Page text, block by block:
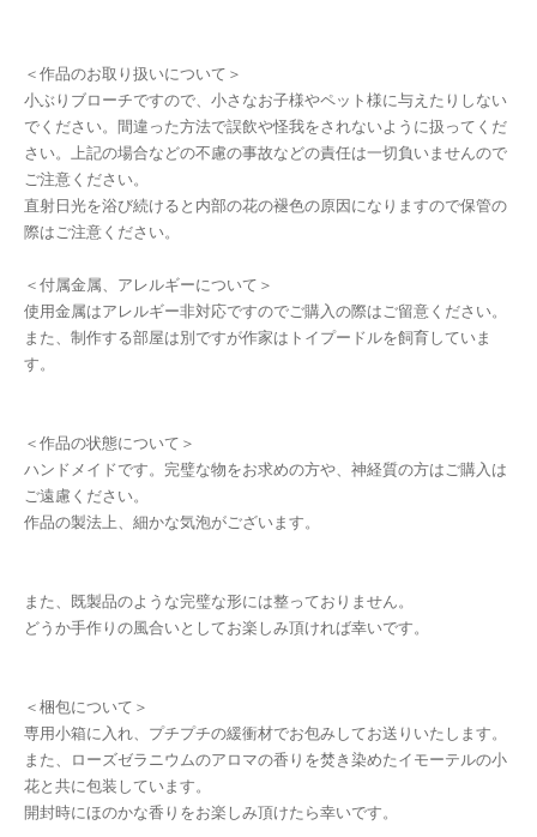
＜作品のお取り扱いについて＞
小ぶりブローチですので、小さなお子様やペット様に与えたりしない
でください。間違った方法で誤飲や怪我をされないように扱ってくだ
さい。上記の場合などの不慮の事故などの責任は一切負いませんので
ご注意ください。
直射日光を浴び続けると内部の花の褪色の原因になりますので保管の
際はご注意ください。
＜付属金属、アレルギーについて＞
使用金属はアレルギー非対応ですのでご購入の際はご留意ください。
また、制作する部屋は別ですが作家はトイプードルを飼育していま
す。
＜作品の状態について＞
ハンドメイドです。完璧な物をお求めの方や、神経質の方はご購入は
ご遠慮ください。
作品の製法上、細かな気泡がございます。
また、既製品のような完璧な形には整っておりません。
どうか手作りの風合いとしてお楽しみ頂ければ幸いです。
＜梱包について＞
専用小箱に入れ、プチプチの緩衝材でお包みしてお送りいたします。
また、ローズゼラニウムのアロマの香りを焚き染めたイモーテルの小
花と共に包装しています。
開封時にほのかな香りをお楽しみ頂けたら幸いです。